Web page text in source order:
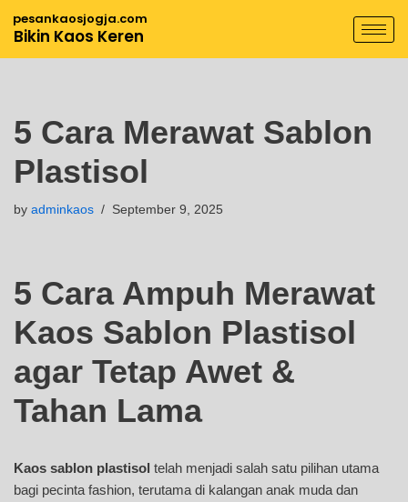
pesankaosjogja.com
Bikin Kaos Keren
5 Cara Merawat Sablon
Plastisol
by adminkaos September 9, 2025
5 Cara Ampuh Merawat
Kaos Sablon Plastisol
agar Tetap Awet &
Tahan Lama
Kaos sablon plastisol telah menjadi salah satu pilihan utama
bagi pecinta fashion, terutama di kalangan anak muda dan